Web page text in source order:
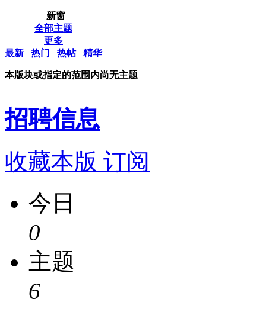
新窗
全部主题
更多
最新
热门 热帖 精华
本版块或指定的范围内尚无主题
招聘信息
收藏本版 订阅
今日
0
主题
6